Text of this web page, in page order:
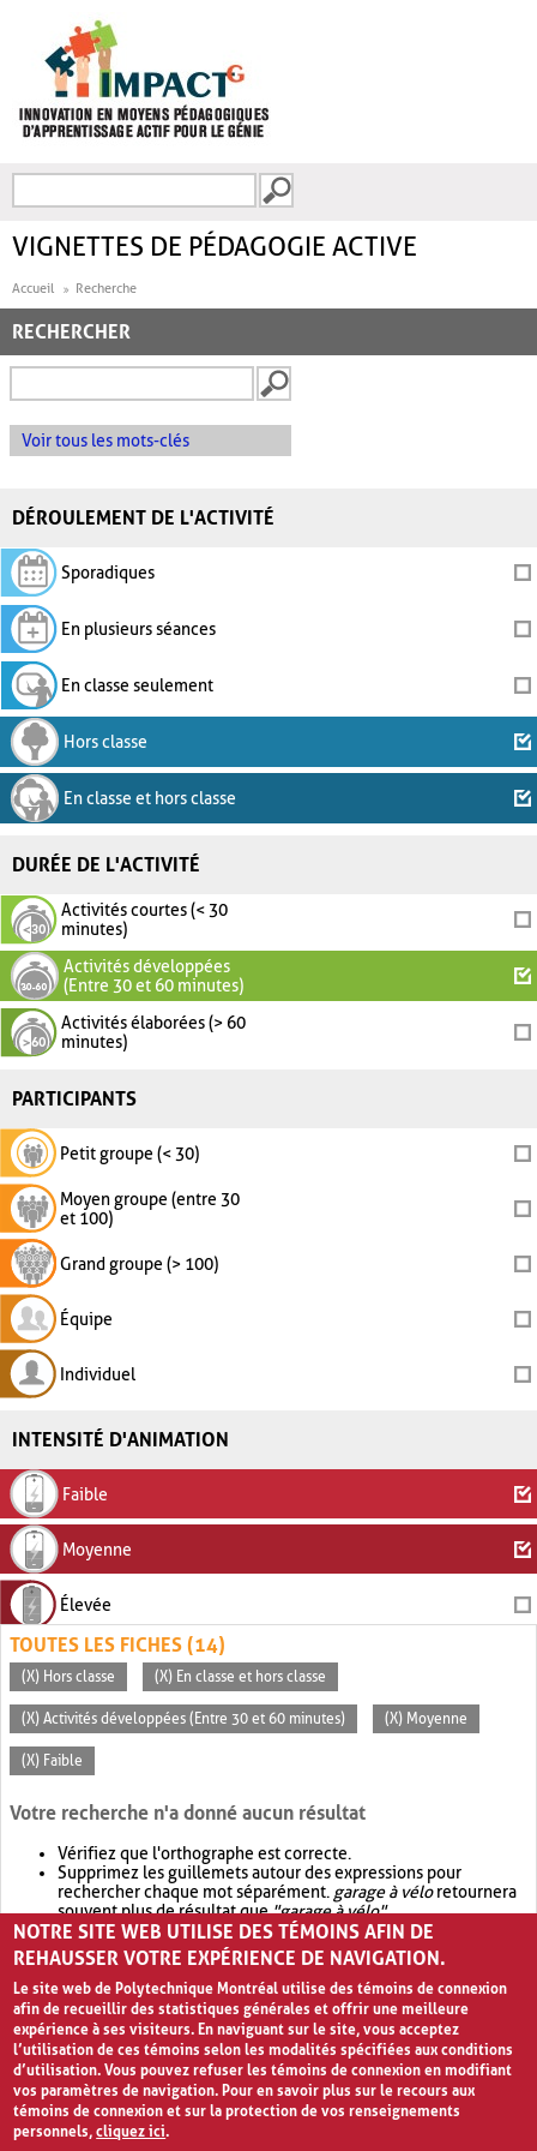
FORMULAIRE DE
VIGNETTES DE PÉDAGOGIE ACTIVE
Accueil Recherche
RECHERCHER
Voir tous les mots-clés
DÉROULEMENT DE L'ACTIVITÉ
Sporadiques
En plusieurs séances
En classe seulement
Hors classe
En classe et hors classe
DURÉE DE L'ACTIVITÉ
Activités courtes (< 30
minutes)
Activités développées
(Entre 30 et 60 minutes)
Activités élaborées (> 60
minutes)
PARTICIPANTS
Petit groupe (< 30)
Moyen groupe (entre 30
et 100)
Grand groupe (> 100)
Équipe
Individuel
INTENSITÉ D'ANIMATION
Faible
Moyenne
Élevée
TOUTES LES FICHES (14)
(X) Hors classe (X) En classe et hors classe
(X) Activités développées (Entre 30 et 60 minutes) (X) Moyenne
(X) Faible
Votre recherche n'a donné aucun résultat
Vérifiez que l'orthographe est correcte.
Supprimez les guillemets autour des expressions pour
rechercher chaque mot séparément. garage à véloretournera
souvent plus de résultat que"garage à vélo".
Envisagez d'élargir votre recherche avec OR.garage OR vélo
retournera souvent plus de résultat quegarage à vélo
NOTRE SITE WEB UTILISE DES TÉMOINS AFIN DE
REHAUSSER VOTRE EXPÉRIENCE DE NAVIGATION.
Le site web de Polytechnique Montréal utilise des témoins de connexion
afin de recueillir des statistiques générales et offrir une meilleure
expérience à ses visiteurs. En naviguant sur le site, vous acceptez
l’utilisation de ces témoins selon les modalités spécifiées aux conditions
d’utilisation. Vous pouvez refuser les témoins de connexion en modifiant
vos paramètres de navigation. Pour en savoir plus sur le recours aux
témoins de connexion et sur la protection de vos renseignements
personnels,cliquez ici.